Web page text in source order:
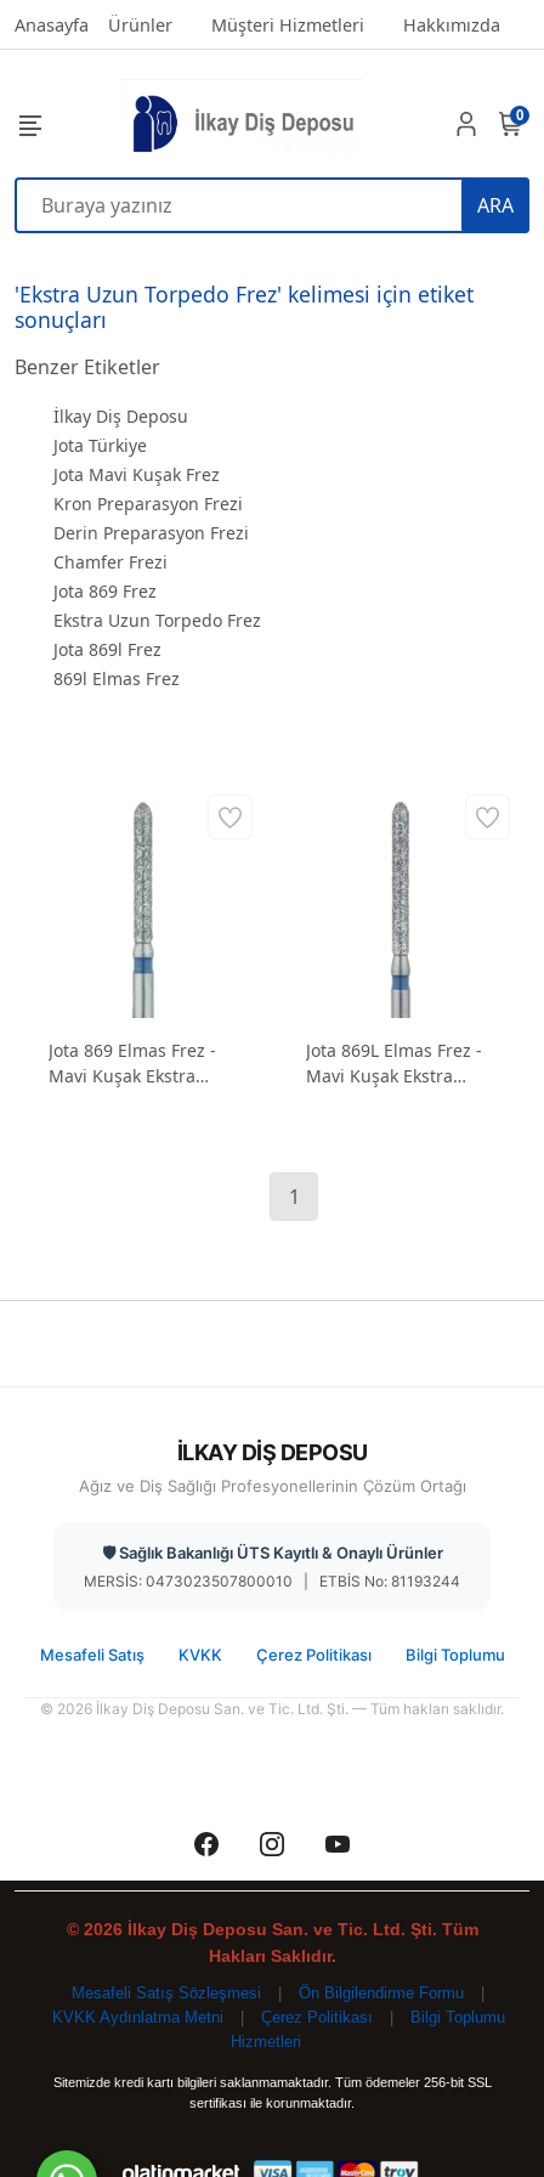
Anasayfa Ürünler Müşteri Hizmetleri Hakkımızda
ARA
0
'Ekstra Uzun Torpedo Frez' kelimesi için etiket
sonuçları
Benzer Etiketler
İlkay Diş Deposu
Jota Türkiye
Jota Mavi Kuşak Frez
Kron Preparasyon Frezi
Derin Preparasyon Frezi
Chamfer Frezi
Jota 869 Frez
Ekstra Uzun Torpedo Frez
Jota 869l Frez
869l Elmas Frez
Jota 869 Elmas Frez -
Mavi Kuşak Ekstra
Jota 869L Elmas Frez -
Mavi Kuşak Ekstra
1
İLKAY DİŞ DEPOSU
Ağız ve Diş Sağlığı Profesyonellerinin Çözüm Ortağı
🛡️ Sağlık Bakanlığı ÜTS Kayıtlı & Onaylı Ürünler
MERSİS: 0473023507800010 | ETBİS No: 81193244
Mesafeli Satış KVKK Çerez Politikası Bilgi Toplumu
© 2026 İlkay Diş Deposu San. ve Tic. Ltd. Şti. — Tüm hakları saklıdır.
© 2026 İlkay Diş Deposu San. ve Tic. Ltd. Şti. Tüm
Hakları Saklıdır.
Mesafeli Satış Sözleşmesi Ön Bilgilendirme Formu
KVKK Aydınlatma Metni
Çerez Politikası
Bilgi Toplumu
Hizmetleri
Sitemizde kredi kartı bilgileri saklanmamaktadır. Tüm ödemeler 256-bit SSL
sertifikası ile korunmaktadır.